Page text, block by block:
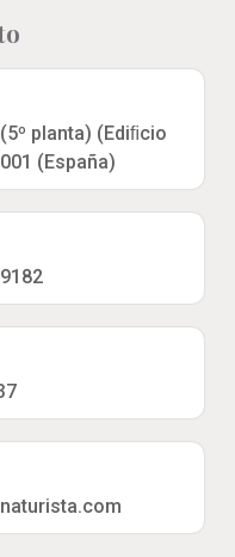
planta) (Ediﬁcio
(España)